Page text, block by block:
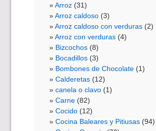
Arroz (31)
Arroz caldoso (3)
Arroz caldoso con verduras (2)
Arroz con verduras (4)
Bizcochos (8)
Bocadillos (3)
Bombones de Chocolate (1)
Calderetas (12)
canela o clavo (1)
Carne (82)
Cocido (12)
Cocina Baleares y Pitiusas (94)